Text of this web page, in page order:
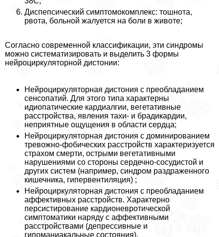
Диспепсический симптомокомплекс: тошнота,
рвота, больной жалуется на боли в животе;
Согласно современной классификации, эти синдромы
можно систематизировать и выделить 3 формы
нейроциркуляторной дистонии:
Нейроциркуляторная дистония с преобладанием
сенсопатий. Для этого типа хаpaктерны
идиопатические кардиалгии, вегетативные
расстройства, явления тахи- и брадикардии,
неприятные ощущения в области сердца;
Нейроциркуляторная дистония с доминированием
тревожно-фобических расстройств хаpaктеризуется
страхом cмepти, острыми вегетативными
нарушениями со стороны сердечно-сосудистой и
других систем (например, синдром раздраженного
кишечника, гипервентиляция) ;
Нейроциркуляторная дистония с преобладанием
аффективных расстройств. Хаpaктерно
персистирование кардионевротической
симптоматики наряду с аффективными
расстройствами (депрессивные и
гипоманиакальные состояния).